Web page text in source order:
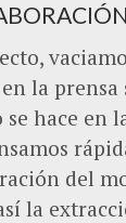
la
se hace en
del
la